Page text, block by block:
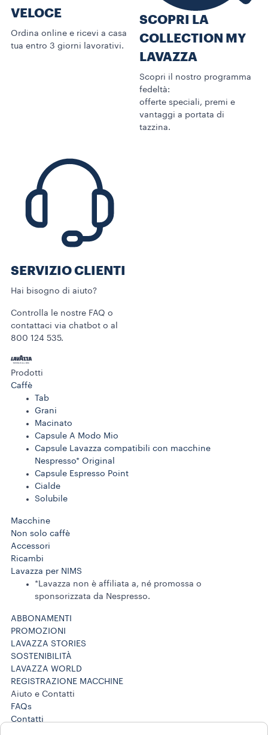
VELOCE
Ordina online e ricevi a casa
tua entro 3 giorni lavorativi.
SCOPRI LA
COLLECTION MY
LAVAZZA
Scopri il nostro programma
fedeltà:
offerte speciali, premi e
vantaggi a portata di
tazzina.
SERVIZIO CLIENTI​
Hai bisogno di aiuto?​
Controlla le nostre FAQ o
contattaci via chatbot o al
800 124 535.
Prodotti
Caffè
Tab
Grani
Macinato
Capsule A Modo Mio
Capsule Lavazza compatibili con macchine
Nespresso* Original
Capsule Espresso Point
Cialde
Solubile
Macchine
Non solo caffè
Accessori
Ricambi
Lavazza per NIMS
*Lavazza non è affiliata a, né promossa o
sponsorizzata da Nespresso.
ABBONAMENTI
PROMOZIONI
LAVAZZA STORIES
SOSTENIBILITÀ
LAVAZZA WORLD
REGISTRAZIONE MACCHINE
Aiuto e Contatti
FAQs
Contatti